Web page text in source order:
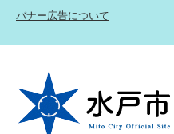
バナー広告について